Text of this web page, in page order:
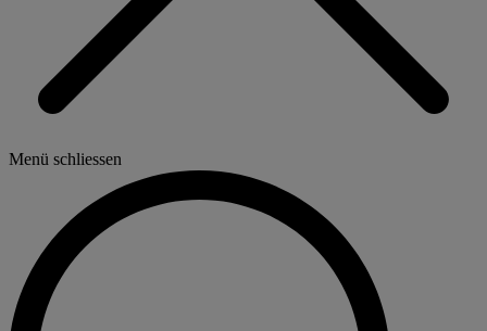
Menü schliessen